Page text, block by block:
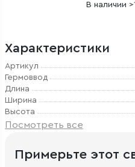
В наличии
Характеристики
Артикул
Гермоввод
Длина
Ширина
Высота
Посмотреть все
Примерьте этот